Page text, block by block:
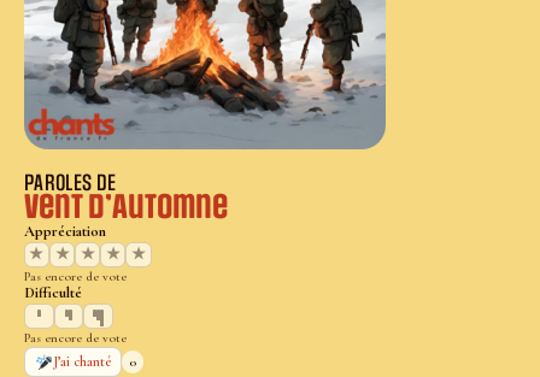
PAROLES DE
Vent d’Automne
Appréciation
★
★ ★ ★ ★
Pas encore de vote
Difficulté
Pas encore de vote
J’ai chanté
0